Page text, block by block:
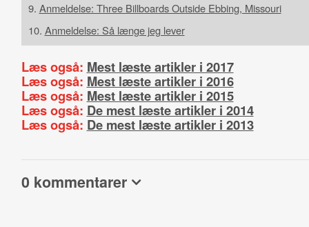
9. Anmeldelse: Three Billboards Outside Ebbing, Missouri
10. Anmeldelse: Så længe jeg lever
Læs også: Mest læste artikler i 2017
Læs også: Mest læste artikler i 2016
Læs også: Mest læste artikler i 2015
Læs også: De mest læste artikler i 2014
Læs også: De mest læste artikler i 2013
0 kommentarer